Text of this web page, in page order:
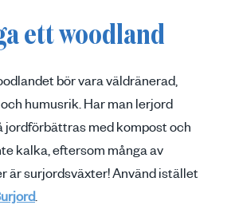
ett woodland
bör vara väldränerad,
humusrik. Har man lerjord
jordförbättras med kompost och
kalka, eftersom många av
är surjordsväxter! Använd istället
.